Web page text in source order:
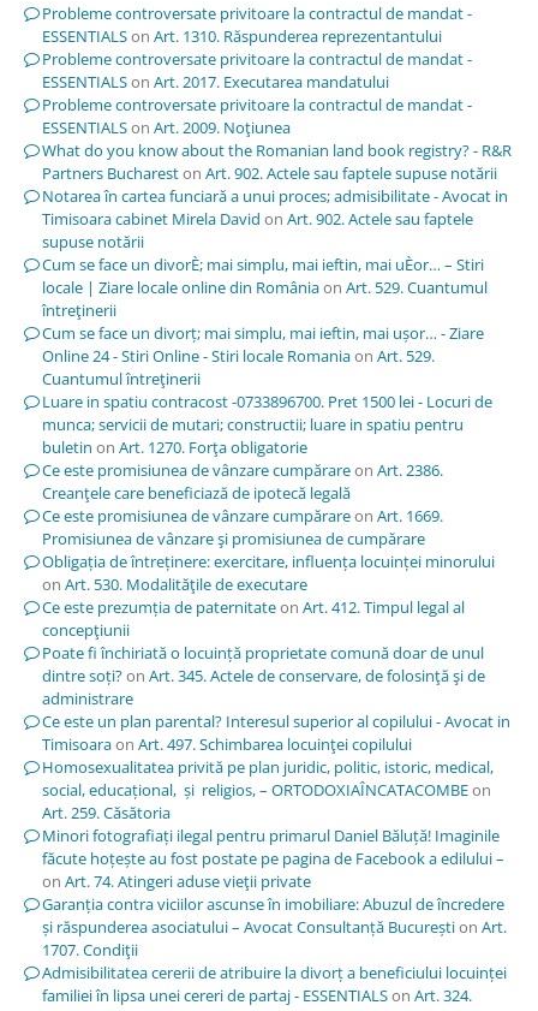
Probleme controversate privitoare la contractul de mandat -
ESSENTIALSon Art. 1310. Răspunderea reprezentantului
Probleme controversate privitoare la contractul de mandat -
ESSENTIALSon Art. 2017. Executarea mandatului
Probleme controversate privitoare la contractul de mandat -
ESSENTIALSon Art. 2009. Noţiunea
What do you know about the Romanian land book registry? - R&R
Partners Buchareston Art. 902. Actele sau faptele supuse notării
Notarea în cartea funciară a unui proces; admisibilitate - Avocat in
Timisoara cabinet Mirela David on Art. 902. Actele sau faptele
supuse notării
Cum se face un divorÈ; mai simplu, mai ieftin, mai uÈor… – Stiri
locale | Ziare locale online din Româniaon Art. 529. Cuantumul
întreţinerii
Cum se face un divorț; mai simplu, mai ieftin, mai ușor… - Ziare
Online 24 - Stiri Online - Stiri locale Romaniaon Art. 529.
Cuantumul întreţinerii
Luare in spatiu contracost -0733896700. Pret 1500 lei - Locuri de
munca; servicii de mutari; constructii; luare in spatiu pentru
buletin on Art. 1270. Forţa obligatorie
Ce este promisiunea de vânzare cumpărareon Art. 2386.
Creanţele care beneficiază de ipotecă legală
Ce este promisiunea de vânzare cumpărareon Art. 1669.
Promisiunea de vânzare şi promisiunea de cumpărare
Obligația de întreținere: exercitare, influența locuinței minorului
on Art. 530. Modalităţile de executare
Ce este prezumția de paternitateon Art. 412. Timpul legal al
concepţiunii
Poate fi închiriată o locuință proprietate comună doar de unul
dintre soți?on Art. 345. Actele de conservare, de folosinţă şi de
administrare
Ce este un plan parental? Interesul superior al copilului - Avocat in
Timisoaraon Art. 497. Schimbarea locuinţei copilului
Homosexualitatea privită pe plan juridic, politic, istoric, medical,
social, educațional, și religios, – ORTODOXIAÎNCATACOMBEon
Art. 259. Căsătoria
Minori fotografiați ilegal pentru primarul Daniel Băluță! Imaginile
făcute hoțește au fost postate pe pagina de Facebook a edilului –
on Art. 74. Atingeri aduse vieţii private
Garanția contra viciilor ascunse în imobiliare: Abuzul de încredere
și răspunderea asociatului – Avocat Consultanță Bucureștion Art.
1707. Condiţii
Admisibilitatea cererii de atribuire la divorț a beneficiului locuinței
familiei în lipsa unei cereri de partaj - ESSENTIALSon Art. 324.